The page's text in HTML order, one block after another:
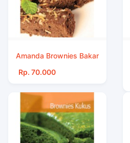
Amanda Brownies Bakar
Rp. 70.000